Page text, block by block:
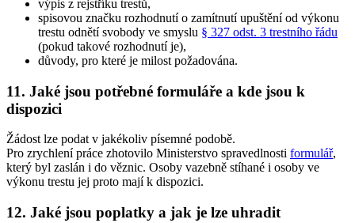
výpis z rejstříku trestů,
spisovou značku rozhodnutí o zamítnutí upuštění od výkonu
trestu odnětí svobody ve smyslu § 327 odst. 3 trestního řádu
(pokud takové rozhodnutí je),
důvody, pro které je milost požadována.
11. Jaké jsou potřebné formuláře a kde jsou k
dispozici
Žádost lze podat v jakékoliv písemné podobě.
Pro zrychlení práce zhotovilo Ministerstvo spravedlnosti formulář,
který byl zaslán i do věznic. Osoby vazebně stíhané i osoby ve
výkonu trestu jej proto mají k dispozici.
12. Jaké jsou poplatky a jak je lze uhradit